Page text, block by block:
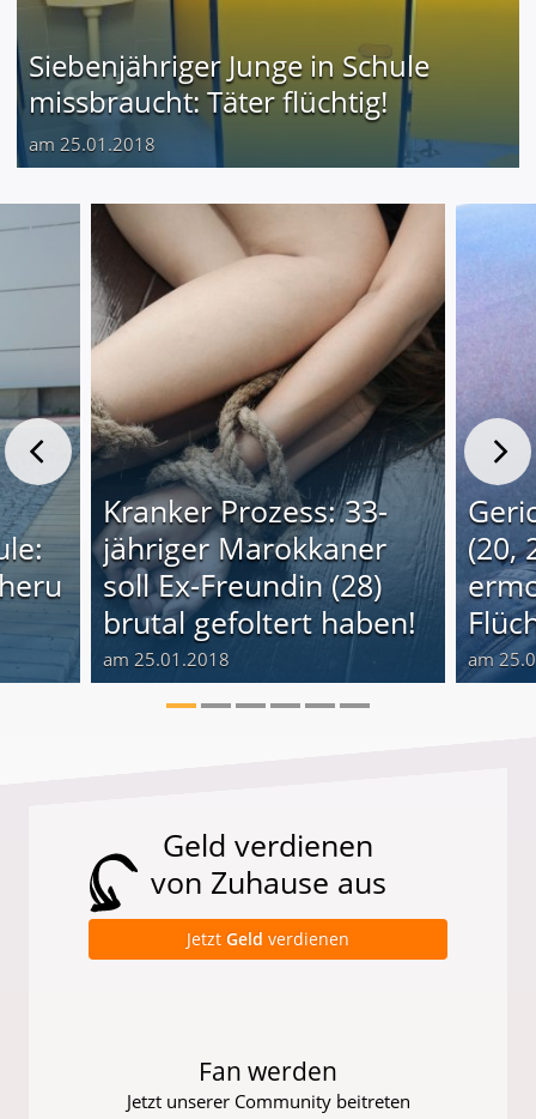
Siebenjähriger Junge in Schule
missbraucht: Täter flüchtig!
am 25.01.2018
Kranker Prozess: 33-
jähriger Marokkaner
soll Ex-Freundin (28)
brutal gefoltert haben!
am 25.01.2018
(20,
am
Geld verdienen
von Zuhause aus
Jetzt Geld verdienen
Fan werden
Jetzt unserer Community beitreten